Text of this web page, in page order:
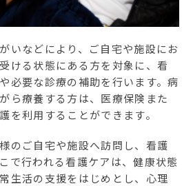
いなどにより、ご自宅や施設にお
ける状態にある方を対象に、看
必要な診療の補助を行います。病
ら療養する方は、医療保険また
を利用することができます。
のご自宅や施設へ訪問し、看護
で行われる看護ケアは、健康状態
生活の支援をはじめとし、心理